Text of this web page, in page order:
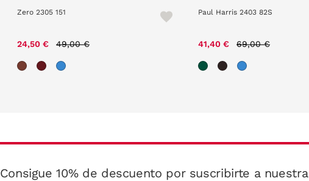
Zero 2305 151
24,50 € 49,00 €
Paul Harris 2403 82S
41,40 € 69,00 €
Consigue 10% de descuento por suscribirte a nuestra